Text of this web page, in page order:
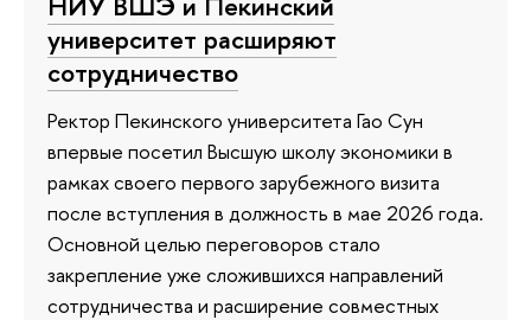
университет расширяют
сотрудничество
Ректор Пекинского университета Гао Сун
впервые посетил Высшую школу экономики в
рамках своего первого зарубежного визита
после вступления в должность в мае 2026 года.
Основной целью переговоров стало
закрепление уже сложившихся направлений
сотрудничества и расширение совместных